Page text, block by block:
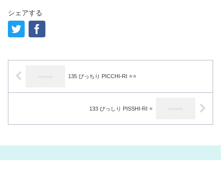
シェアする
135 ぴっちり PICCHI-RI ⭐️⭐️
133 ぴっしり PISSHI-RI ⭐️